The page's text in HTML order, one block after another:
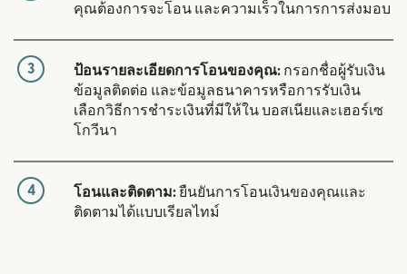
คุณต้องการจะโอน และความเร็วในการการส่งมอบ
3 ป้อนรายละเอียดการโอนของคุณ: กรอกชื่อผู้รับเงิน
ข้อมูลติดต่อ และข้อมูลธนาคารหรือการรับเงิน
เลือกวิธีการชำระเงินที่มีให้ใน บอสเนียและเฮอร์เซ
โกวีนา
4 โอนและติดตาม:ยืนยันการโอนเงินของคุณและ
ติดตามได้แบบเรียลไทม์